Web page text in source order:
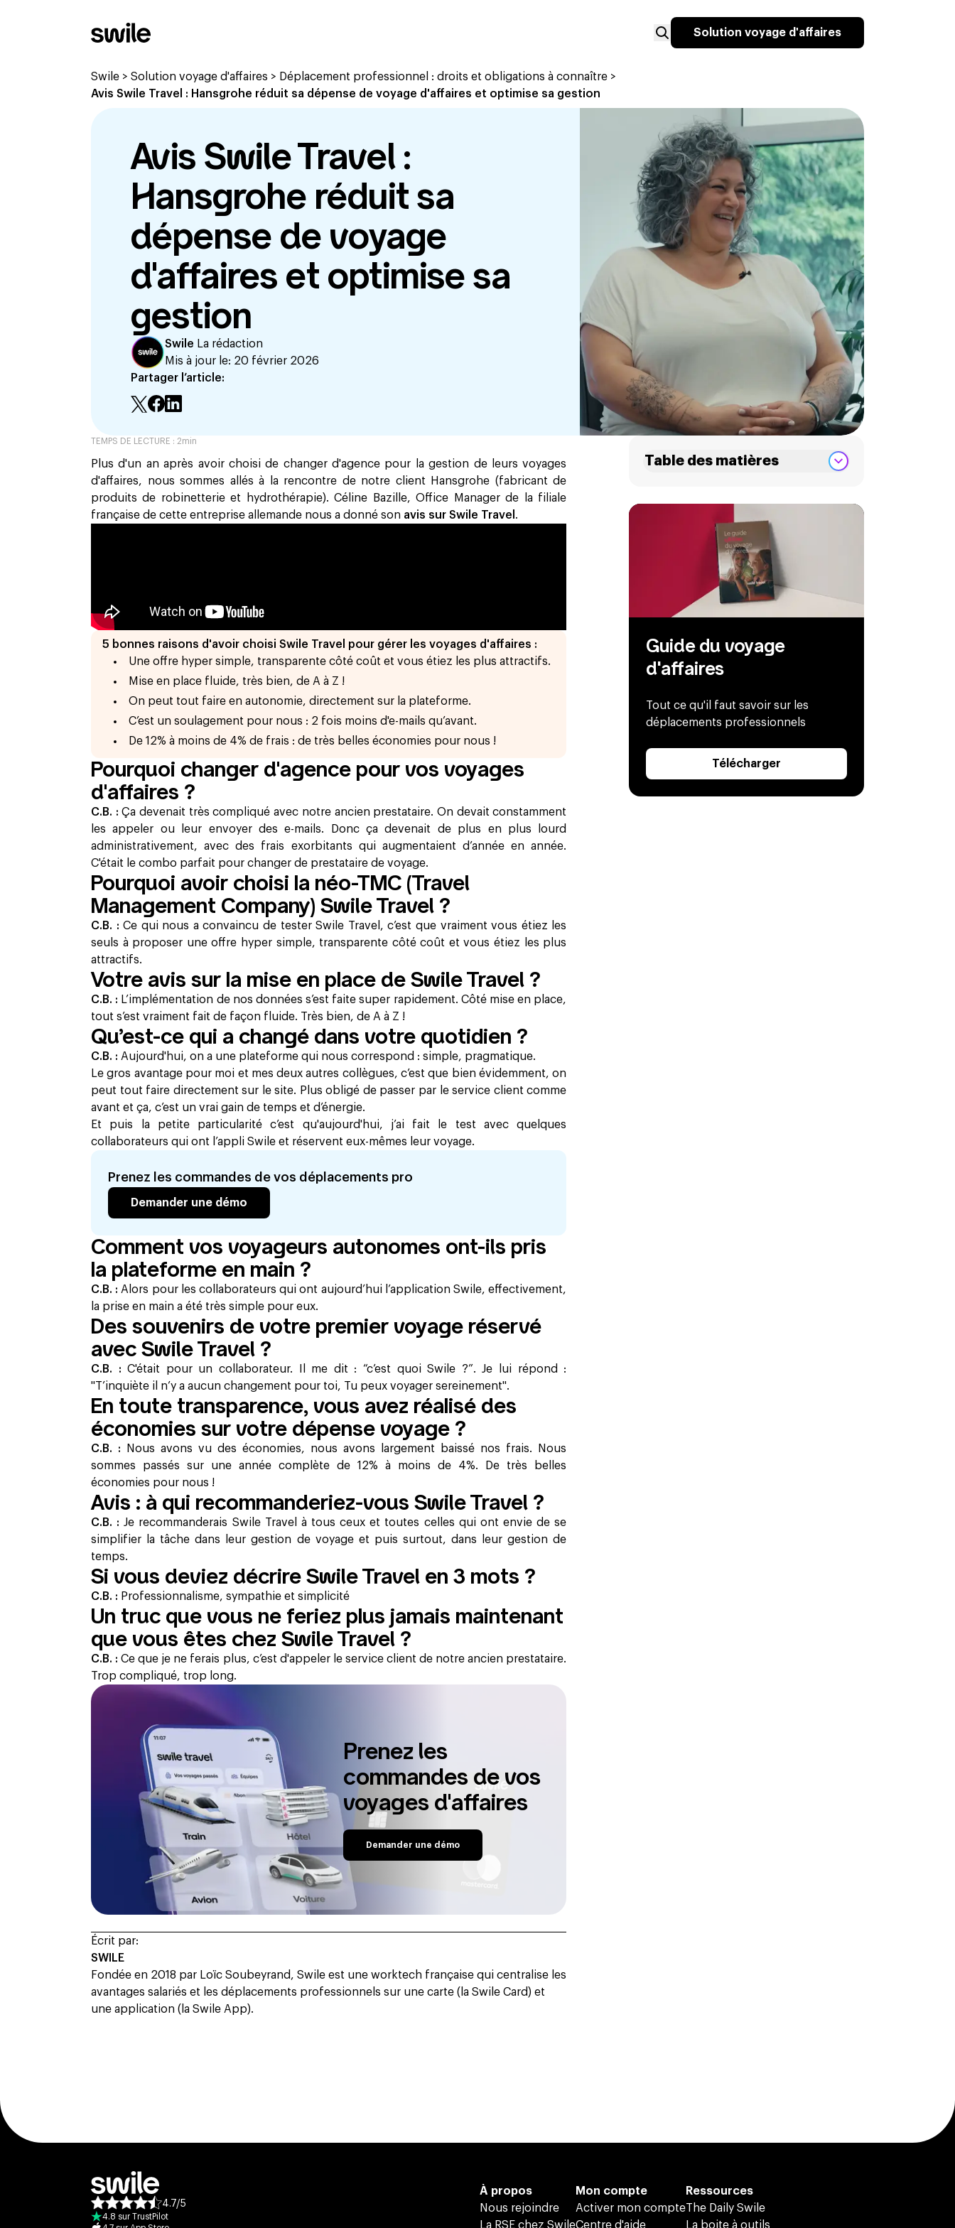
Solution voyage d'affaires
Swile > Solution voyage d'affaires > Déplacement professionnel : droits et obligations à connaître >
Avis Swile Travel : Hansgrohe réduit sa dépense de voyage d'affaires et optimise sa gestion
Avis Swile Travel :
Hansgrohe réduit sa
dépense de voyage
d'affaires et optimise sa
gestion
Swile La rédaction
Mis à jour le: 20 février 2026
Partager l’article:
TEMPS DE LECTURE : 2min
Plus d'un an après avoir choisi de changer d'agence pour la gestion de leurs voyages
d'affaires, nous sommes allés à la rencontre de notre client Hansgrohe (fabricant de
produits de robinetterie et hydrothérapie). Céline Bazille, Office Manager de la filiale
française de cette entreprise allemande nous a donné son avis sur Swile Travel .
5 bonnes raisons d'avoir choisi Swile Travel pour gérer les voyages d'affaires :
Une offre hyper simple, transparente côté coût et vous étiez les plus attractifs.
Mise en place fluide, très bien, de A à Z !
On peut tout faire en autonomie, directement sur la plateforme.
C’est un soulagement pour nous : 2 fois moins d'e-mails qu’avant.
De 12% à moins de 4% de frais : de très belles économies pour nous !
Pourquoi changer d'agence pour vos voyages
d'affaires ?
C.B. : Ça devenait très compliqué avec notre ancien prestataire. On devait constamment
les appeler ou leur envoyer des e-mails. Donc ça devenait de plus en plus lourd
administrativement, avec des frais exorbitants qui augmentaient d’année en année.
C'était le combo parfait pour changer de prestataire de voyage.
Pourquoi avoir choisi la néo-TMC (Travel
Management Company) Swile Travel ?
C.B. : Ce qui nous a convaincu de tester Swile Travel, c’est que vraiment vous étiez les
seuls à proposer une offre hyper simple, transparente côté coût et vous étiez les plus
attractifs.
Votre avis sur la mise en place de Swile Travel ?
C.B. : L’implémentation de nos données s’est faite super rapidement. Côté mise en place,
tout s’est vraiment fait de façon fluide. Très bien, de A à Z !
Qu’est-ce qui a changé dans votre quotidien ?
C.B. : Aujourd'hui, on a une plateforme qui nous correspond : simple, pragmatique.
Le gros avantage pour moi et mes deux autres collègues, c’est que bien évidemment, on
peut tout faire directement sur le site. Plus obligé de passer par le service client comme
avant et ça, c’est un vrai gain de temps et d’énergie.
Et puis la petite particularité c’est qu'aujourd'hui, j’ai fait le test avec quelques
collaborateurs qui ont l’appli Swile et réservent eux-mêmes leur voyage.
Prenez les commandes de vos déplacements pro
Demander une démo
Comment vos voyageurs autonomes ont-ils pris
la plateforme en main ?
C.B. : Alors pour les collaborateurs qui ont aujourd’hui l’application Swile, effectivement,
la prise en main a été très simple pour eux.
Des souvenirs de votre premier voyage réservé
avec Swile Travel ?
C.B. : C'était pour un collaborateur. Il me dit : “c’est quoi Swile ?”. Je lui répond :
"T’inquiète il n’y a aucun changement pour toi, Tu peux voyager sereinement".
En toute transparence, vous avez réalisé des
économies sur votre dépense voyage ?
C.B. : Nous avons vu des économies, nous avons largement baissé nos frais. Nous
sommes passés sur une année complète de 12% à moins de 4%. De très belles
économies pour nous !
Avis : à qui recommanderiez-vous Swile Travel ?
C.B. : Je recommanderais Swile Travel à tous ceux et toutes celles qui ont envie de se
simplifier la tâche dans leur gestion de voyage et puis surtout, dans leur gestion de
temps.
Si vous deviez décrire Swile Travel en 3 mots ?
C.B. : Professionnalisme, sympathie et simplicité
Un truc que vous ne feriez plus jamais maintenant
que vous êtes chez Swile Travel ?
C.B. : Ce que je ne ferais plus, c’est d'appeler le service client de notre ancien prestataire.
Trop compliqué, trop long.
Prenez les
commandes de vos
voyages d'affaires
Demander une démo
Écrit par:
SWILE
Fondée en 2018 par Loïc Soubeyrand, Swile est une worktech française qui centralise les
avantages salariés et les déplacements professionnels sur une carte (la Swile Card) et
une application (la Swile App).
Table des matières
Guide du voyage
d'affaires
Tout ce qu'il faut savoir sur les
déplacements professionnels
Télécharger
Note moyenne des avis :
4.7/5
4.8 sur TrustPilot
À propos
Nous rejoindre
La RSE chez Swile
Mon compte
Activer mon compte
Centre d'aide
Ressources
The Daily Swile
La boite à outils